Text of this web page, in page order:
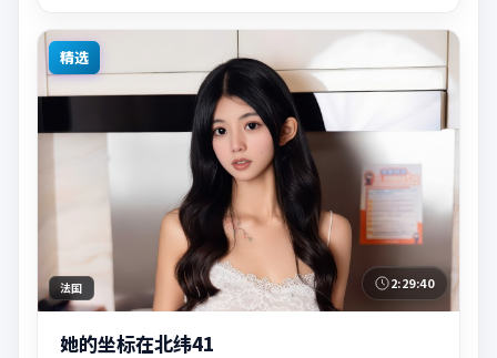
精选
法国 2:29:40
她的坐标在北纬41